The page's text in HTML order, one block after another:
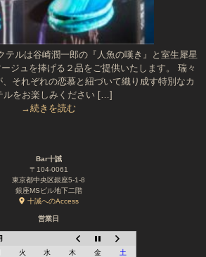
テルは谷崎潤一郎の『人魚の嘆き』と室生犀星
ジュを捧げる２品をご提供いたします。 瑞々
それぞれの恋慕と紐づいて織り成す特別なカ
ルをお楽しみください […]
→続きを読む
Bar十誡
〒104-0061
東京都中央区銀座5-1-8
銀座MSビル地下二階
十誡へのAccess
営業日
火 水 木 金
土